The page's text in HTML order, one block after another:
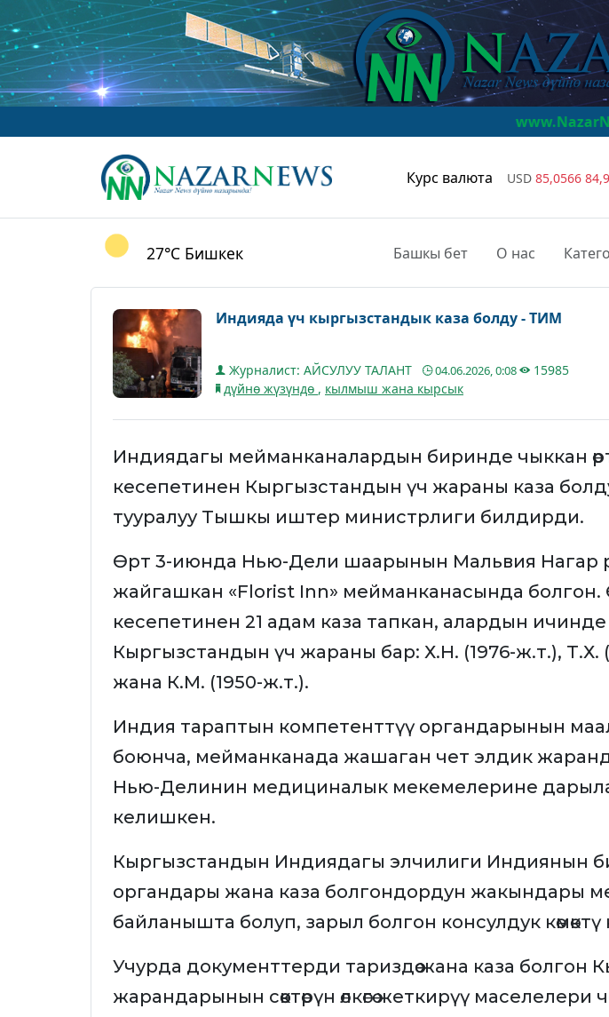
www.NazarNews.kg
Курс валюта USD 85,0566
27°C Бишкек Башкы бет О нас
Индияда үч кыргызстандык каза болду - ТИМ
Журналист: АЙСУЛУУ ТАЛАНТ 04.06.2026, 0:08
15985
дүйнө жүзүндө , кылмыш жана кырсык
Индиядагы мейманканалардын биринде чыккан
кесепетинен Кыргызстандын үч жараны каза
тууралуу Тышкы иштер министрлиги билдирди.
Өрт 3-июнда Нью-Дели шаарынын Мальвия Нагар
жайгашкан «Florist Inn» мейманканасында болгон.
кесепетинен 21 адам каза тапкан, алардын ичинде
Кыргызстандын үч жараны бар: Х.Н. (1976-ж.т.), Т.Х.
жана К.М. (1950-ж.т.).
Индия тараптын компетенттүү органдарынын
боюнча, мейманканада жашаган чет элдик
Нью-Делинин медициналык мекемелерине
келишкен.
Кыргызстандын Индиядагы элчилиги Индиянын
органдары жана каза болгондордун жакындары
байланышта болуп, зарыл болгон консулдук көмөктү
Учурда документтерди тариздөө жана каза болгон
жарандарынын сөөктөрүн өлкөгө жеткирүү маселелери